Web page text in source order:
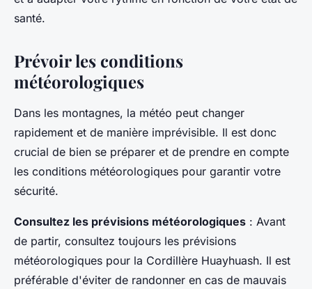
santé.
Prévoir les conditions
météorologiques
Dans les montagnes, la météo peut changer
rapidement et de manière imprévisible. Il est donc
crucial de bien se préparer et de prendre en compte
les conditions météorologiques pour garantir votre
sécurité.
Consultez les prévisions météorologiques : Avant
de partir, consultez toujours les prévisions
météorologiques pour la Cordillère Huayhuash. Il est
préférable d'éviter de randonner en cas de mauvais